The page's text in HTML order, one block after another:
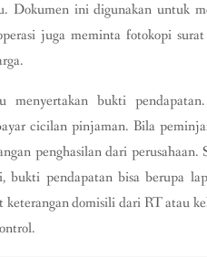
Dokumen ini digunakan untuk
juga meminta fotokopi
menyertakan bukti
cicilan pinjaman. Bila
penghasilan dari
pendapatan bisa berupa
keterangan domisili dari RT atau